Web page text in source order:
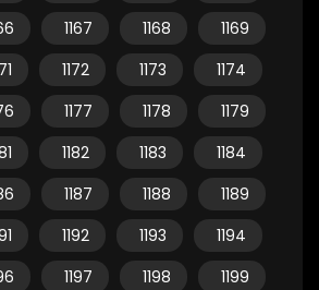
1167 1168
1169
1172 1173
1174
1177 1178
1179
1182 1183
1184
1187 1188
1189
1192 1193
1194
1197 1198
1199